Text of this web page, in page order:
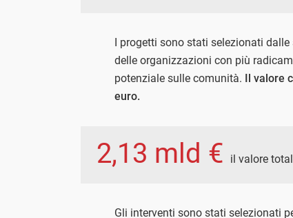
I progetti sono stati selezionati
delle organizzazioni con più
potenziale sulle comunità. Il valore
euro.
2,13 mld € il valore
Gli interventi sono stati selezionati